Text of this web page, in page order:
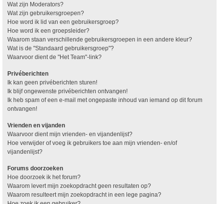
Wat zijn Moderators?
Wat zijn gebruikersgroepen?
Hoe word ik lid van een gebruikersgroep?
Hoe word ik een groepsleider?
Waarom staan verschillende gebruikersgroepen in een andere kleur?
Wat is de "Standaard gebruikersgroep"?
Waarvoor dient de "Het Team"-link?
Privéberichten
Ik kan geen privéberichten sturen!
Ik blijf ongewenste privéberichten ontvangen!
Ik heb spam of een e-mail met ongepaste inhoud van iemand op dit forum
ontvangen!
Vrienden en vijanden
Waarvoor dient mijn vrienden- en vijandenlijst?
Hoe verwijder of voeg ik gebruikers toe aan mijn vrienden- en/of
vijandenlijst?
Forums doorzoeken
Hoe doorzoek ik het forum?
Waarom levert mijn zoekopdracht geen resultaten op?
Waarom resulteert mijn zoekopdracht in een lege pagina?